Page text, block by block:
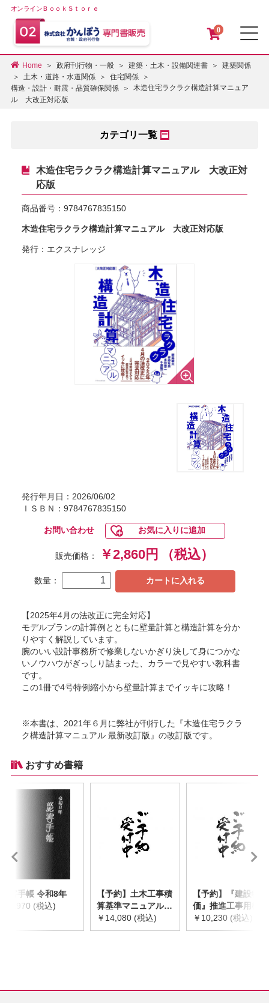
オンラインＢｏｏｋＳｔｏｒｅ
0
Home 政府刊行物・一般 建築・土木・設備関連書
建築関係
土木・道路・水道関係
住宅関係
構造・設計・耐震・品質確保関係
木造住宅ラクラク構造計算マニュア
ル 大改正対応版
カテゴリ一覧
木造住宅ラクラク構造計算マニュアル 大改正対
応版
商品番号： 9784767835150
木造住宅ラクラク構造計算マニュアル 大改正対応版
発行：エクスナレッジ
発行年月日：2026/06/02
ＩＳＢＮ：9784767835150
お問い合わせ お気に入りに追加
販売価格： ￥2,860円 （税込）
数量： カートに入れる
【2025年4月の法改正に完全対応】
モデルプランの計算例とともに壁量計算と構造計算を分か
りやすく解説しています。
腕のいい設計事務所で修業しないかぎり決して身につかな
いノウハウがぎっしり詰まった、カラーで見やすい教科書
です。
この1冊で4号特例縮小から壁量計算までイッキに攻略！
※本書は、2021年６月に弊社が刊行した『木造住宅ラクラ
ク構造計算マニュアル 最新改訂版』の改訂版です。
おすすめ書籍
災害手帳 令和8年
￥2,970 (税込)
【予約】土木工事積
算基準マニュアル
令和8年度版
※2026年8月下旬発
￥14,080 (税込)
【予約】『建設物
価』推進工事用機械
器具等基礎価格表
2026年度版
￥10,230 (税込)